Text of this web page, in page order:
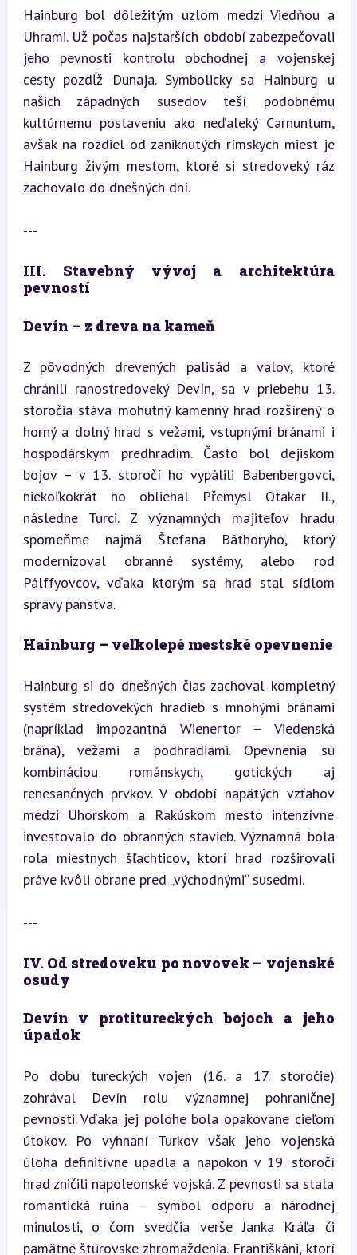
Hainburg bol dôležitým uzlom medzi Viedňou a
Uhrami. Už počas najstarších období zabezpečovali
jeho pevnosti kontrolu obchodnej a vojenskej
cesty pozdĺž Dunaja. Symbolicky sa Hainburg u
našich západných susedov teší podobnému
kultúrnemu postaveniu ako neďaleký Carnuntum,
avšak na rozdiel od zaniknutých rímskych miest je
Hainburg živým mestom, ktoré si stredoveký ráz
zachovalo do dnešných dní.
---
III. Stavebný vývoj a architektúra
pevností
Devín – z dreva na kameň
Z pôvodných drevených palisád a valov, ktoré
chránili ranostredoveký Devín, sa v priebehu 13.
storočia stáva mohutný kamenný hrad rozšírený o
horný a dolný hrad s vežami, vstupnými bránami i
hospodárskym predhradím. Často bol dejiskom
bojov – v 13. storočí ho vypálili Babenbergovci,
niekoľkokrát ho obliehal Přemysl Otakar II.,
následne Turci. Z významných majiteľov hradu
spomeňme najmä Štefana Báthoryho, ktorý
modernizoval obranné systémy, alebo rod
Pálffyovcov, vďaka ktorým sa hrad stal sídlom
správy panstva.
Hainburg – veľkolepé mestské opevnenie
Hainburg si do dnešných čias zachoval kompletný
systém stredovekých hradieb s mnohými bránami
(napríklad impozantná Wienertor – Viedenská
brána), vežami a podhradiami. Opevnenia sú
kombináciou románskych, gotických aj
renesančných prvkov. V období napätých vzťahov
medzi Uhorskom a Rakúskom mesto intenzívne
investovalo do obranných stavieb. Významná bola
rola miestnych šľachticov, ktorí hrad rozširovali
práve kvôli obrane pred „východnými“ susedmi.
---
IV. Od stredoveku po novovek – vojenské
osudy
Devín v protitureckých bojoch a jeho
úpadok
Po dobu tureckých vojen (16. a 17. storočie)
zohrával Devín rolu významnej pohraničnej
pevnosti. Vďaka jej polohe bola opakovane cieľom
útokov. Po vyhnaní Turkov však jeho vojenská
úloha definitívne upadla a napokon v 19. storočí
hrad zničili napoleonské vojská. Z pevnosti sa stala
romantická ruina – symbol odporu a národnej
minulosti, o čom svedčia verše Janka Kráľa či
pamätné štúrovske zhromaždenia. Františkáni, ktorí